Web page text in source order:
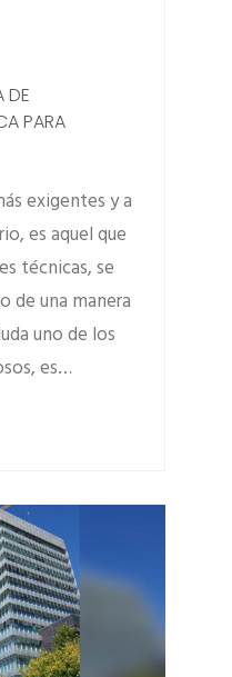
DE
PARA
exigentes y a
es aquel que
técnicas, se
de una manera
uno de los
es…